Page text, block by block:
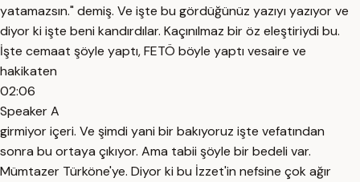
yatamazsın." demiş. Ve işte bu gördüğünüz yazıyı yazıyor ve
diyor ki işte beni kandırdılar. Kaçınılmaz bir öz eleştiriydi bu.
İşte cemaat şöyle yaptı, FETÖ böyle yaptı vesaire ve
hakikaten
02:06
Speaker A
girmiyor içeri. Ve şimdi yani bir bakıyoruz işte vefatından
sonra bu ortaya çıkıyor. Ama tabii şöyle bir bedeli var.
Mümtazer Türköne'ye. Diyor ki bu İzzet'in nefsine çok ağır